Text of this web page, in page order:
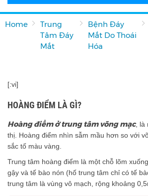
Home
Trung
Tâm Đáy
Mắt
Bệnh Đáy
Mắt Do Thoái
Hóa
[:vi]
HOÀNG ĐIỂM LÀ GÌ?
Hoàng điểm ở trung tâm võng mạc, là
thị. Hoàng điểm nhìn sẫm mầu hơn so với
sắc tố màu vàng.
Trung tâm hoàng điểm là một chỗ lõm
gậy và tế bào nón (hố trung tâm chỉ có tế
trung tâm là vùng vô mạch, rộng khoảng